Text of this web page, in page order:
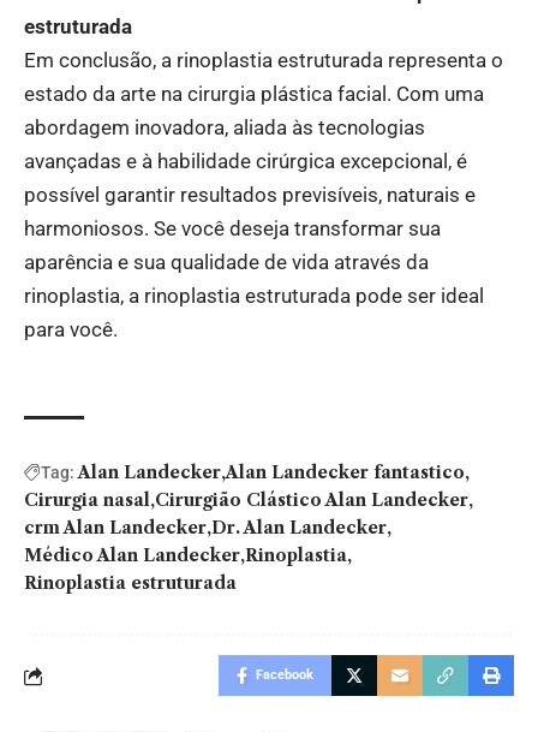
estruturada
Em conclusão, a rinoplastia estruturada representa o
estado da arte na cirurgia plástica facial. Com uma
abordagem inovadora, aliada às tecnologias
avançadas e à habilidade cirúrgica excepcional, é
possível garantir resultados previsíveis, naturais e
harmoniosos. Se você deseja transformar sua
aparência e sua qualidade de vida através da
rinoplastia, a rinoplastia estruturada pode ser ideal
para você.
Tag: Alan Landecker Alan Landecker fantastico
Cirurgia nasal Cirurgião Clástico Alan Landecker
crm Alan Landecker Dr. Alan Landecker
Médico Alan Landecker Rinoplastia
Rinoplastia estruturada
Facebook